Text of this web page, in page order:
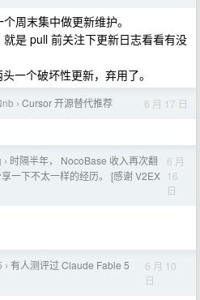
周末集中做更新维护。
是 pull 前关注下更新日志看看有没
一个破坏性更新，弃用了。
› Cursor 开源替代推荐 6 月 17 日
› 时隔半年， NocoBase 收入再次翻
一下不太一样的经历。 [感谢 V2EX
6 月
16
日
› 有人测评过 Claude Fable 5
6 月 10
日